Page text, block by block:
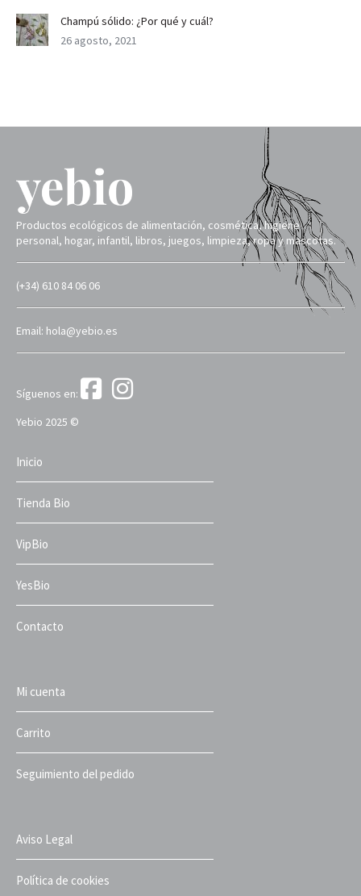
Champú sólido: ¿Por qué y cuál?
26 agosto, 2021
Productos ecológicos de alimentación, cosmética, higiene
personal, hogar, infantil, libros, juegos, limpieza, ropa y mascotas.
(+34) 610 84 06 06
Email: hola@yebio.es
Síguenos en:
Yebio 2025 ©
Inicio
Tienda Bio
VipBio
YesBio
Contacto
Mi cuenta
Carrito
Seguimiento del pedido
Aviso Legal
Política de cookies